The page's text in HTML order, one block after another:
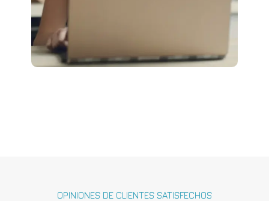
OPINIONES DE CLIENTES SATISFECHOS